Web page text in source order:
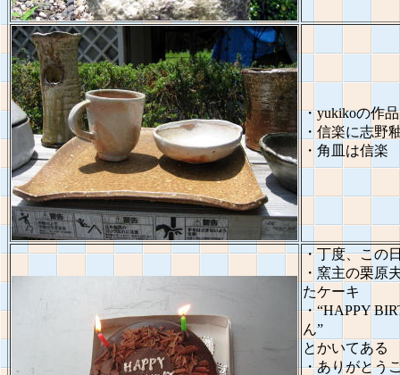
・yukikoの作品
・信楽に志野
・角皿は信
・丁度、この
・窯主の栗原
たケーキ
・“HAPPY
ん”
とかいてある
・ありがとう